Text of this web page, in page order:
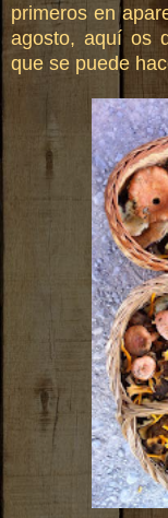
primeros en
agosto, aquí os
que se puede